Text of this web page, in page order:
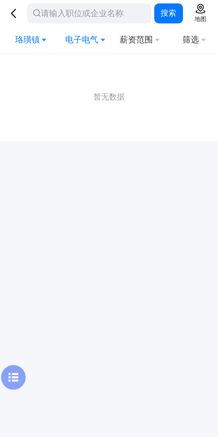
搜索
地图
珞璜镇 电子电气 薪资范围 筛选
暂无数据